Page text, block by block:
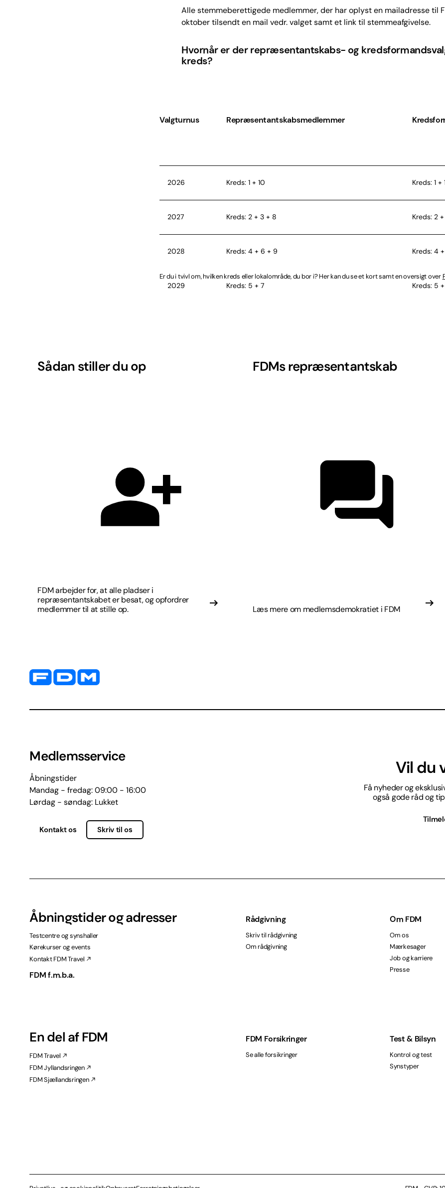
Alle stemmeberettigede medlemmer, der har oplyst en mailadresse til
oktober tilsendt en mail vedr. valget samt et link til stemmeafgivelse.
Hvornår er der repræsentantskabs- og
kreds?
Valgturnus Repræsentantskabsmedlemmer
2026 Kreds: 1 + 10 Kreds: 1
2027 Kreds: 2 + 3 + 8 Kreds: 2
2028 Kreds: 4 + 6 + 9 Kreds: 4
2029 Kreds: 5 + 7 Kreds: 5
Er du i tvivl om, hvilken kreds eller lokalområde, du bor i? Her kan du se et kort samt en oversigt over
Sådan stiller du op
FDM arbejder for, at alle pladser i
repræsentantskabet er besat, og opfordrer
medlemmer til at stille op.
FDMs repræsentantskab
Læs mere om medlemsdemokratiet i FDM
Yderligere information og kontaktoplysninger
Medlemsservice
Åbningstider
Mandag - fredag: 09:00 - 16:00
Lørdag - søndag: Lukket
Kontakt os Skriv til os
Vil du
Få nyheder og
også gode råd og
Åbningstider og adresser
Testcentre og synshaller
Kørekurser og events
Kontakt FDM Travel
FDM f.m.b.a.
En del af FDM
FDM Travel
FDM Jyllandsringen
FDM Sjællandsringen
Rådgivning
Skriv til rådgivning
Om rådgivning
Om FDM
Om os
Mærkesager
Job og karriere
Presse
FDM Forsikringer
Se alle forsikringer
Test & Bilsyn
Kontrol og test
Synstyper